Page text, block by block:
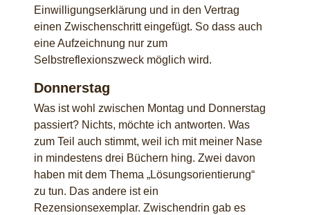
Einwilligungserklärung und in den Vertrag
einen Zwischenschritt eingefügt. So dass auch
eine Aufzeichnung nur zum
Selbstreflexionszweck möglich wird.
Donnerstag
Was ist wohl zwischen Montag und Donnerstag
passiert? Nichts, möchte ich antworten. Was
zum Teil auch stimmt, weil ich mit meiner Nase
in mindestens drei Büchern hing. Zwei davon
haben mit dem Thema „Lösungsorientierung“
zu tun. Das andere ist ein
Rezensionsexemplar. Zwischendrin gab es